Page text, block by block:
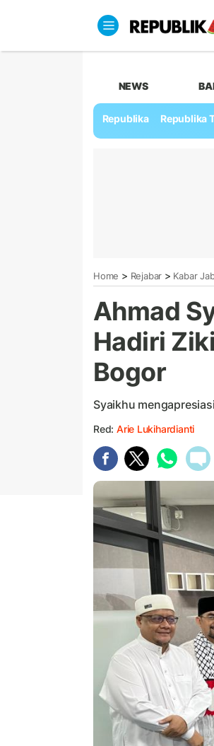
NEWS
Republika Republika
Home > Rejabar > Kabar
Ahmad
Hadiri
Bogor
Syaikhu
Red: Arie Lukihardianti